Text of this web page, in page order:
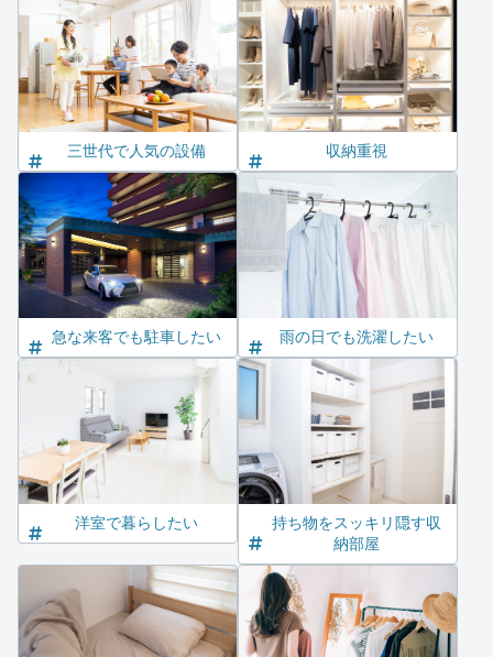
三世代で人気の設備 収納重視
急な来客でも駐車したい 雨の日でも洗濯したい
洋室で暮らしたい
持ち物をスッキリ隠す収
納部屋